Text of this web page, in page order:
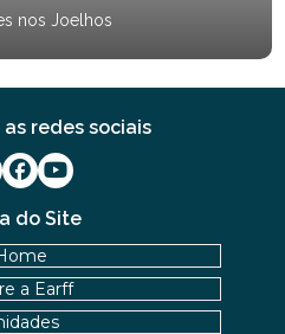
nos Joelhos
do Site
Home
a Earff
redes sociais